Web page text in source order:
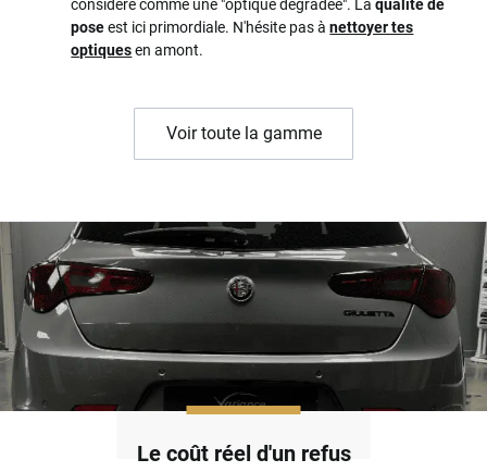
considéré comme une "optique dégradée". Laqualité de
poseest ici primordiale. N'hésite pas ànettoyer tes
optiquesen amont.
Voir toute la gamme
Le coût réel d'un refus